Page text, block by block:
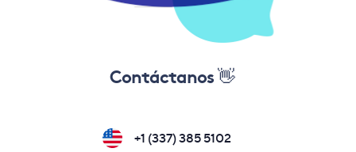
Contáctanos 👋
+1 (337) 385 5102